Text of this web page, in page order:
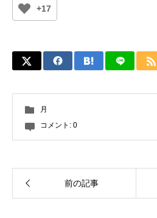
+17
月
コメント: 0
前の記事